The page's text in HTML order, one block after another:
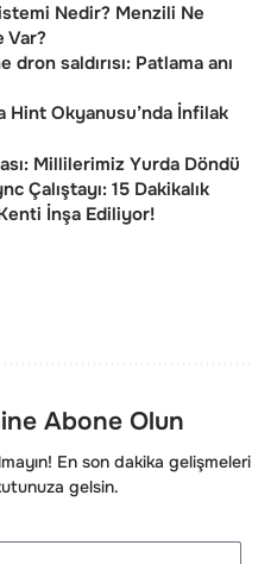
Nedir? Menzili Ne
Var?
saldırısı: Patlama anı
Hint Okyanusu’nda İnfilak
Millilerimiz Yurda Döndü
Çalıştayı: 15 Dakikalık
İnşa Ediliyor!
Abone Olun
En son dakika gelişmeleri
gelsin.